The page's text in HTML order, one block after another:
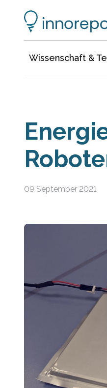
Wissenschaft &
09 September 2021